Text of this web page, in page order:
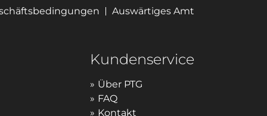
Auswärtiges Amt
Kundenservice
Über PTG
FAQ
Kontakt